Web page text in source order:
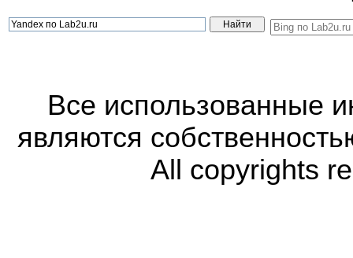
Все использованные
являются
All copyrights